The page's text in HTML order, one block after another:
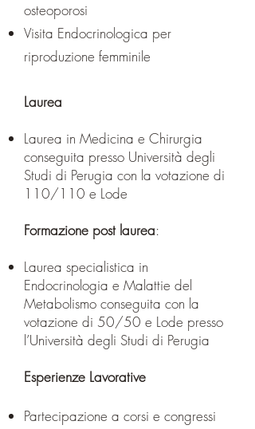
osteoporosi
Visita Endocrinologica per
riproduzione femminile
Laurea
Laurea in Medicina e Chirurgia
conseguita presso Università degli
Studi di Perugia con la votazione di
110/110 e Lode
Formazione post laurea:
Laurea specialistica in
Endocrinologia e Malattie del
Metabolismo conseguita con la
votazione di 50/50 e Lode presso
l’Università degli Studi di Perugia
Esperienze Lavorative
Partecipazione a corsi e congressi